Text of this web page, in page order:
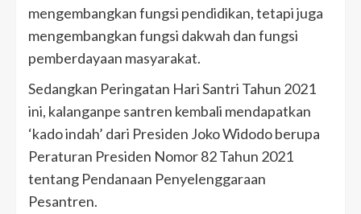
mengembangkan fungsi pendidikan, tetapi juga
mengembangkan fungsi dakwah dan fungsi
pemberdayaan masyarakat.
Sedangkan Peringatan Hari Santri Tahun 2021
ini, kalanganpe santren kembali mendapatkan
‘kado indah’ dari Presiden Joko Widodo berupa
Peraturan Presiden Nomor 82 Tahun 2021
tentang Pendanaan Penyelenggaraan
Pesantren.